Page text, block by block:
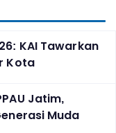
KAI Tawarkan
Kota
Jatim,
Muda